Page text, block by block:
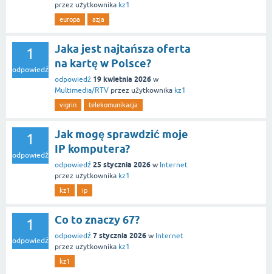
przez użytkownika kz1
europa azja
1
odpowiedź
Jaka jest najtańsza oferta
na kartę w Polsce?
odpowiedź 19 kwietnia 2026 w
Multimedia/RTV przez użytkownika kz1
vigrin telekomunikacja
1
odpowiedź
Jak mogę sprawdzić moje
IP komputera?
odpowiedź 25 stycznia 2026 w Internet
przez użytkownika kz1
kz1 ip
1
odpowiedź
Co to znaczy 67?
odpowiedź 7 stycznia 2026 w Internet
przez użytkownika kz1
kz1